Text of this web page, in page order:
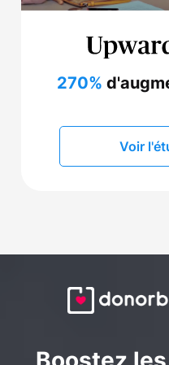
270%
Voir